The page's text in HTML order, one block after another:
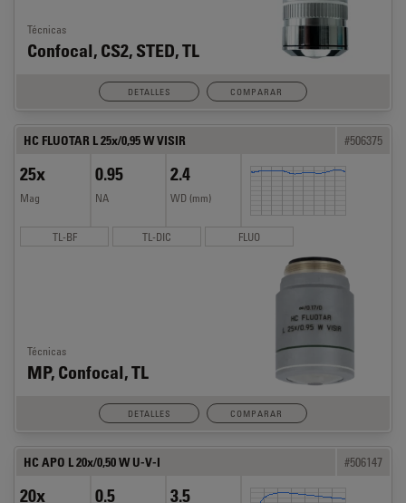
Técnicas
Confocal, CS2, STED, TL
DETALLES COMPARAR
HC FLUOTAR L 25x/0,95 W VISIR #506375
25x
Mag
0.95
NA
2.4
WD (mm)
TL-BF TL-DIC FLUO
Técnicas
MP, Confocal, TL
DETALLES COMPARAR
HC APO L 20x/0,50 W U-V-I #506147
20x 0.5 3.5